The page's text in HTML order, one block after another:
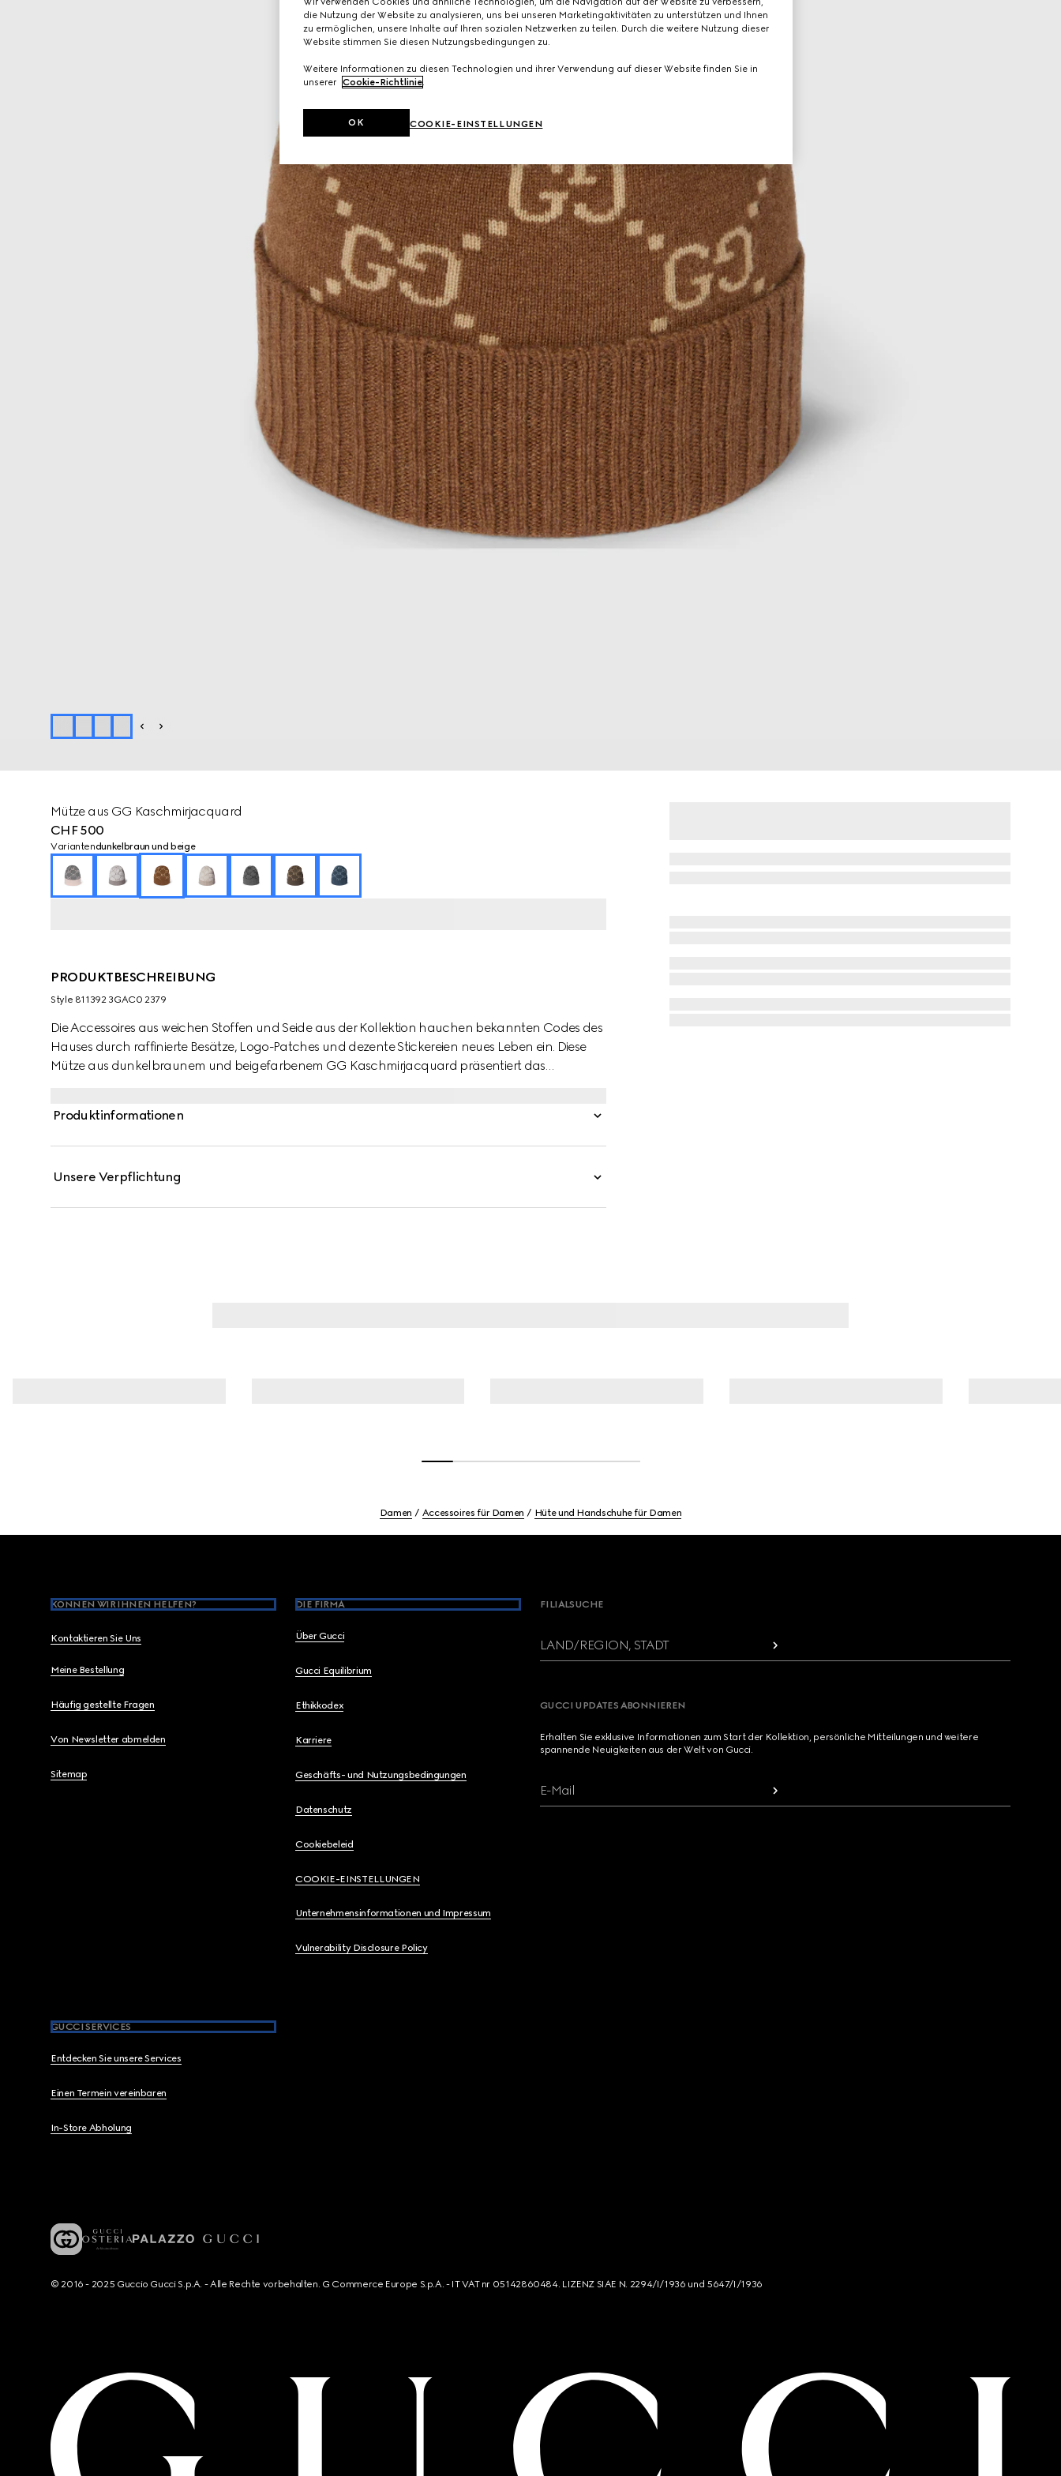
Mütze aus GG Kaschmirjacquard
CHF 500
Variantendunkelbraun und beige
PRODUKTBESCHREIBUNG
Style ‎811392 3GAC0 2379
Die Accessoires aus weichen Stoffen und Seide aus der Kollektion hauchen bekannten Codes des
Hauses durch raffinierte Besätze, Logo-Patches und dezente Stickereien neues Leben ein. Diese
Mütze aus dunkelbraunem und beigefarbenem GG Kaschmirjacquard präsentiert das
Produktinformationen
Unsere Verpflichtung
Damen Accessoires für Damen Hüte und Handschuhe für Damen
KÖNNEN WIR IHNEN HELFEN?
Kontaktieren Sie Uns
Meine Bestellung
Häufig gestellte Fragen
Von Newsletter abmelden
Sitemap
DIE FIRMA
Über Gucci
Gucci Equilibrium
Ethikkodex
Karriere
Geschäfts- und Nutzungsbedingungen
Datenschutz
Cookiebeleid
COOKIE-EINSTELLUNGEN
Unternehmensinformationen und Impressum
Vulnerability Disclosure Policy
GUCCI SERVICES
Entdecken Sie unsere Services
Einen Termein vereinbaren
In-Store Abholung
FILIALSUCHE
LAND/REGION, STADT
GUCCI UPDATES ABONNIEREN
Erhalten Sie exklusive Informationen zum Start der Kollektion, persönliche Mitteilungen und weitere
spannende Neuigkeiten aus der Welt von Gucci.
E-Mail
© 2016 - 2025 Guccio Gucci S.p.A. - Alle Rechte vorbehalten. G Commerce Europe S.p.A. - IT VAT nr 05142860484. LIZENZ SIAE N. 2294/I/1936 und 5647/I/1936
die Nutzung der Website zu analysieren, uns bei unseren Marketingaktivitäten zu unterstützen und Ihnen
zu ermöglichen, unsere Inhalte auf Ihren sozialen Netzwerken zu teilen. Durch die weitere Nutzung dieser
Website stimmen Sie diesen Nutzungsbedingungen zu.
Weitere Informationen zu diesen Technologien und ihrer Verwendung auf dieser Website finden Sie in
unserer Cookie-Richtlinie
COOKIE-EINSTELLUNGEN
OK